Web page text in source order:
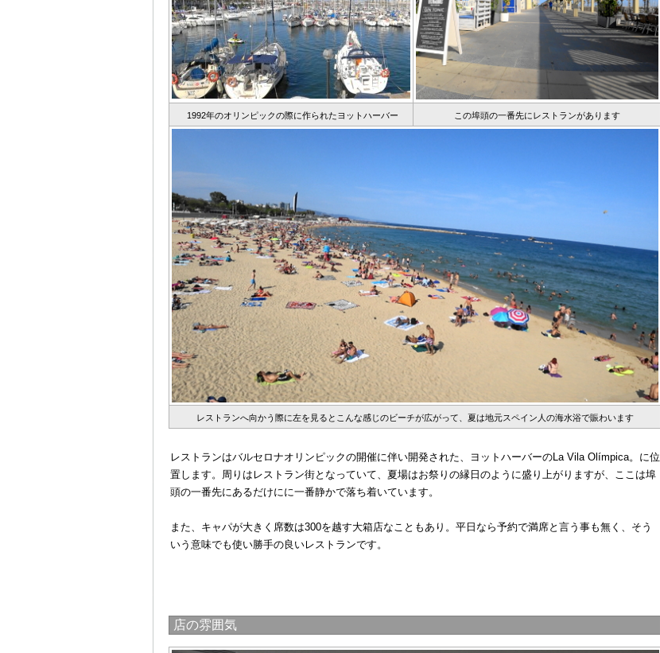
1992年のオリンピックの際に作られたヨットハーバー この埠頭の一番先にレストランがあります
レストランへ向かう際に左を見るとこんな感じのビーチが広がって、夏は地元スペイン人の海水浴で賑わいます
レストランはバルセロナオリンピックの開催に伴い開発された、ヨットハーバーのLa Vila Olímpica。に位
置します。周りはレストラン街となっていて、夏場はお祭りの縁日のように盛り上がりますが、ここは埠
頭の一番先にあるだけにに一番静かで落ち着いています。
また、 キャパが大きく席数は300を越す大箱店なこともあり。平日なら予約で満席と言う事も無く、そう
いう意味でも使い勝手の良いレストランです。
店の雰囲気